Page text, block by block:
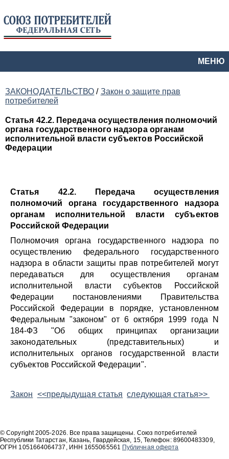
МЕНЮ
ЗАКОНОДАТЕЛЬСТВО / Закон о защите прав
потребителей
Статья 42.2. Передача осуществления полномочий
органа государственного надзора органам
исполнительной власти субъектов Российской
Федерации
Статья 42.2. Передача осуществления
полномочий органа государственного надзора
органам исполнительной власти субъектов
Российской Федерации
Полномочия органа государственного надзора по
осуществлению федерального государственного
надзора в области защиты прав потребителей могут
передаваться для осуществления органам
исполнительной власти субъектов Российской
Федерации постановлениями Правительства
Российской Федерации в порядке, установленном
Федеральным
законом
от 6 октября 1999 года N
184-ФЗ "Об общих принципах организации
законодательных (представительных) и
исполнительных органов государственной власти
субъектов Российской Федерации".
Закон <<предыдущая статья следующая статья>>
© Copyright 2005-2026. Все права защищены. Союз потребителей
Республики Татарстан, Казань, Гвардейская, 15, Телефон: 89600483309,
ОГРН 1051664064737, ИНН 1655065561 Публичная оферта